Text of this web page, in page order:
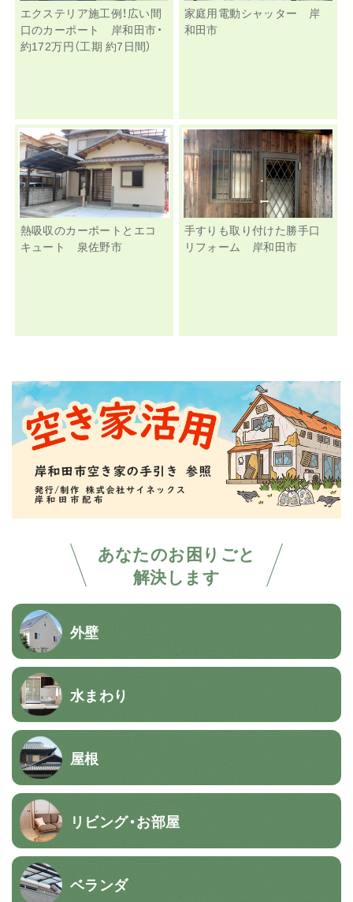
あなたのお困りごと
解決します
外壁
水まわり
屋根
リビング・お部屋
ベランダ
エクステリア施工例！広い間
口のカーポート 岸和田市・
約172万円（工期 約7日間）
家庭用電動シャッター 岸
和田市
熱吸収のカーポートとエコ
キュート 泉佐野市
手すりも取り付けた勝手口
リフォーム 岸和田市